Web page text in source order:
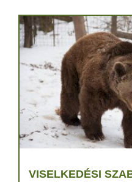
VISELKEDÉSI